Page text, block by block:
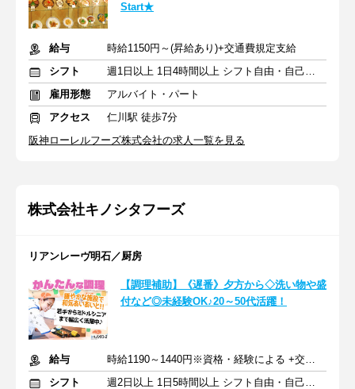
Start★
給与
時給1150円～(昇給あり)+交通費規定支給
シフト
週1日以上 1日4時間以上 シフト自由・自己申告
雇用形態
アルバイト・パート
アクセス
仁川駅 徒歩7分
阪神ローレルフーズ株式会社の求人一覧を見る
株式会社キノシタフーズ
リアンレーヴ明石／厨房
【調理補助】《遅番》夕方から◇洗い物や盛
付など◎未経験OK♪20～50代活躍！
給与
時給1190～1440円※資格・経験による +交通費支給
シフト
週2日以上 1日5時間以上 シフト自由・自己申告